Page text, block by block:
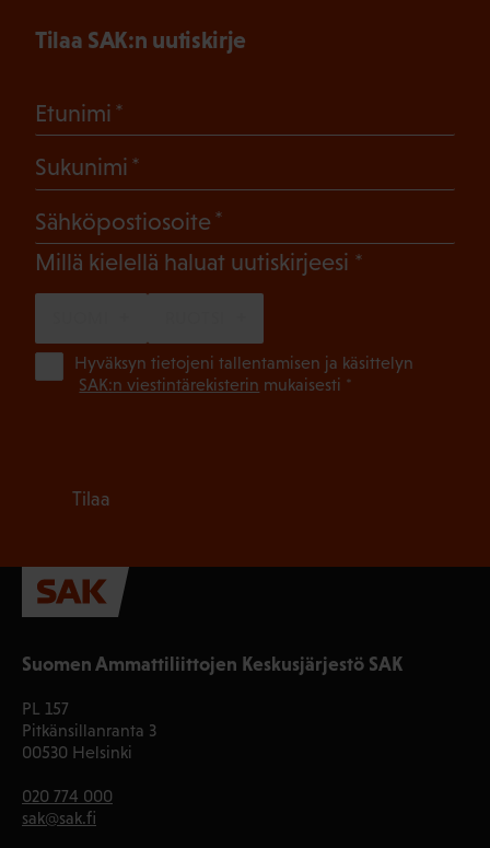
Suomen Ammattiliittojen Keskusjärjestö SAK
PL 157
Pitkänsillanranta 3
00530 Helsinki
020 774 000
sak@sak.fi
Tilaa SAK:n uutiskirje
Etunimi
Sukunimi
Sähköpostiosoite
Millä kielellä haluat uutiskirjeesi (Pakollinen)
Hyväksyn tietojeni tallentamisen ja käsittelyn
SAK:n viestintärekisterin mukaisesti *
Tilaa